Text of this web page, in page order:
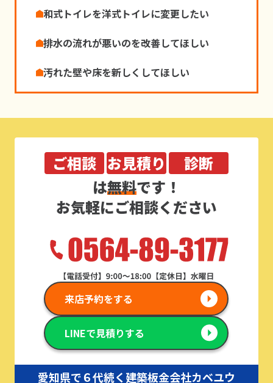
和式トイレを洋式トイレに変更したい
排⽔の流れが悪いのを改善してほしい
汚れた壁や床を新しくしてほしい
ご相談 お見積り
診断
は無料です！
お気軽にご相談ください
来店予約をする
LINEで見積りする
愛知県で６代続く建築板金会社カベユウ